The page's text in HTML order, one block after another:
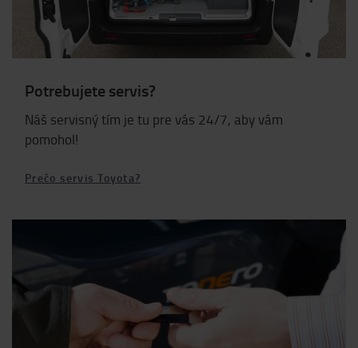
Potrebujete servis?
Náš servisný tím je tu pre vás 24/7, aby vám
pomohol!
Prečo servis Toyota?